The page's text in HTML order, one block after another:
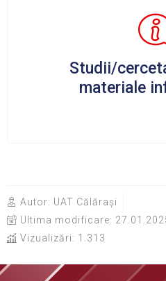
Studii/
materiale
Autor: UAT Călărași
Ultima modificare:
Vizualizări: 1.313